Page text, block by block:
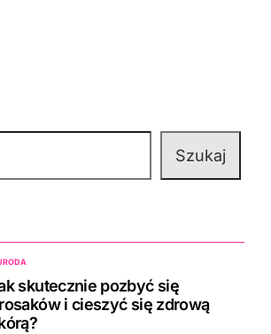
Szukaj
skutecznie pozbyć się
i cieszyć się zdrową